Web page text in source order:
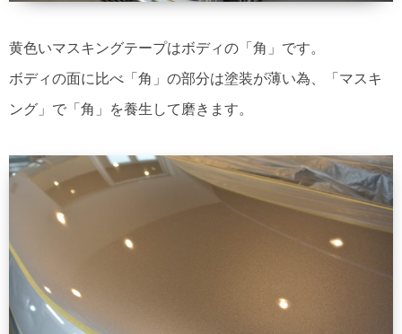
黄色いマスキングテープはボディの「角」です。
ボディの面に比べ「角」の部分は塗装が薄い為、「マスキ
ング」で「角」を養生して磨きます。